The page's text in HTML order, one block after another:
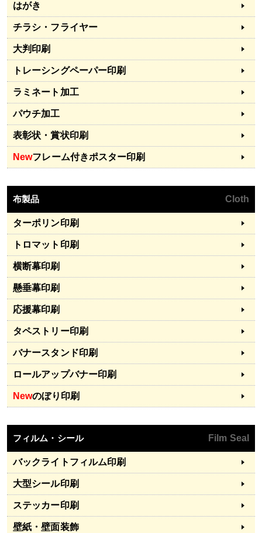
はがき
チラシ・フライヤー
大判印刷
トレーシングペーパー印刷
ラミネート加工
パウチ加工
表彰状・賞状印刷
Newフレーム付きポスター印刷
布製品 Cloth
ターポリン印刷
トロマット印刷
横断幕印刷
懸垂幕印刷
応援幕印刷
タペストリー印刷
バナースタンド印刷
ロールアップバナー印刷
Newのぼり印刷
フィルム・シール Film Seal
バックライトフィルム印刷
大型シール印刷
ステッカー印刷
壁紙・壁面装飾